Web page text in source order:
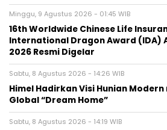
Minggu, 9 Agustus 2026 - 01:45 WIB
16th Worldwide Chinese Life
International Dragon Award (IDA)
2026 Resmi Digelar
Sabtu, 8 Agustus 2026 - 14:26 WIB
Himel Hadirkan Visi Hunian
Global “Dream Home”
Sabtu, 8 Agustus 2026 - 14:19 WIB